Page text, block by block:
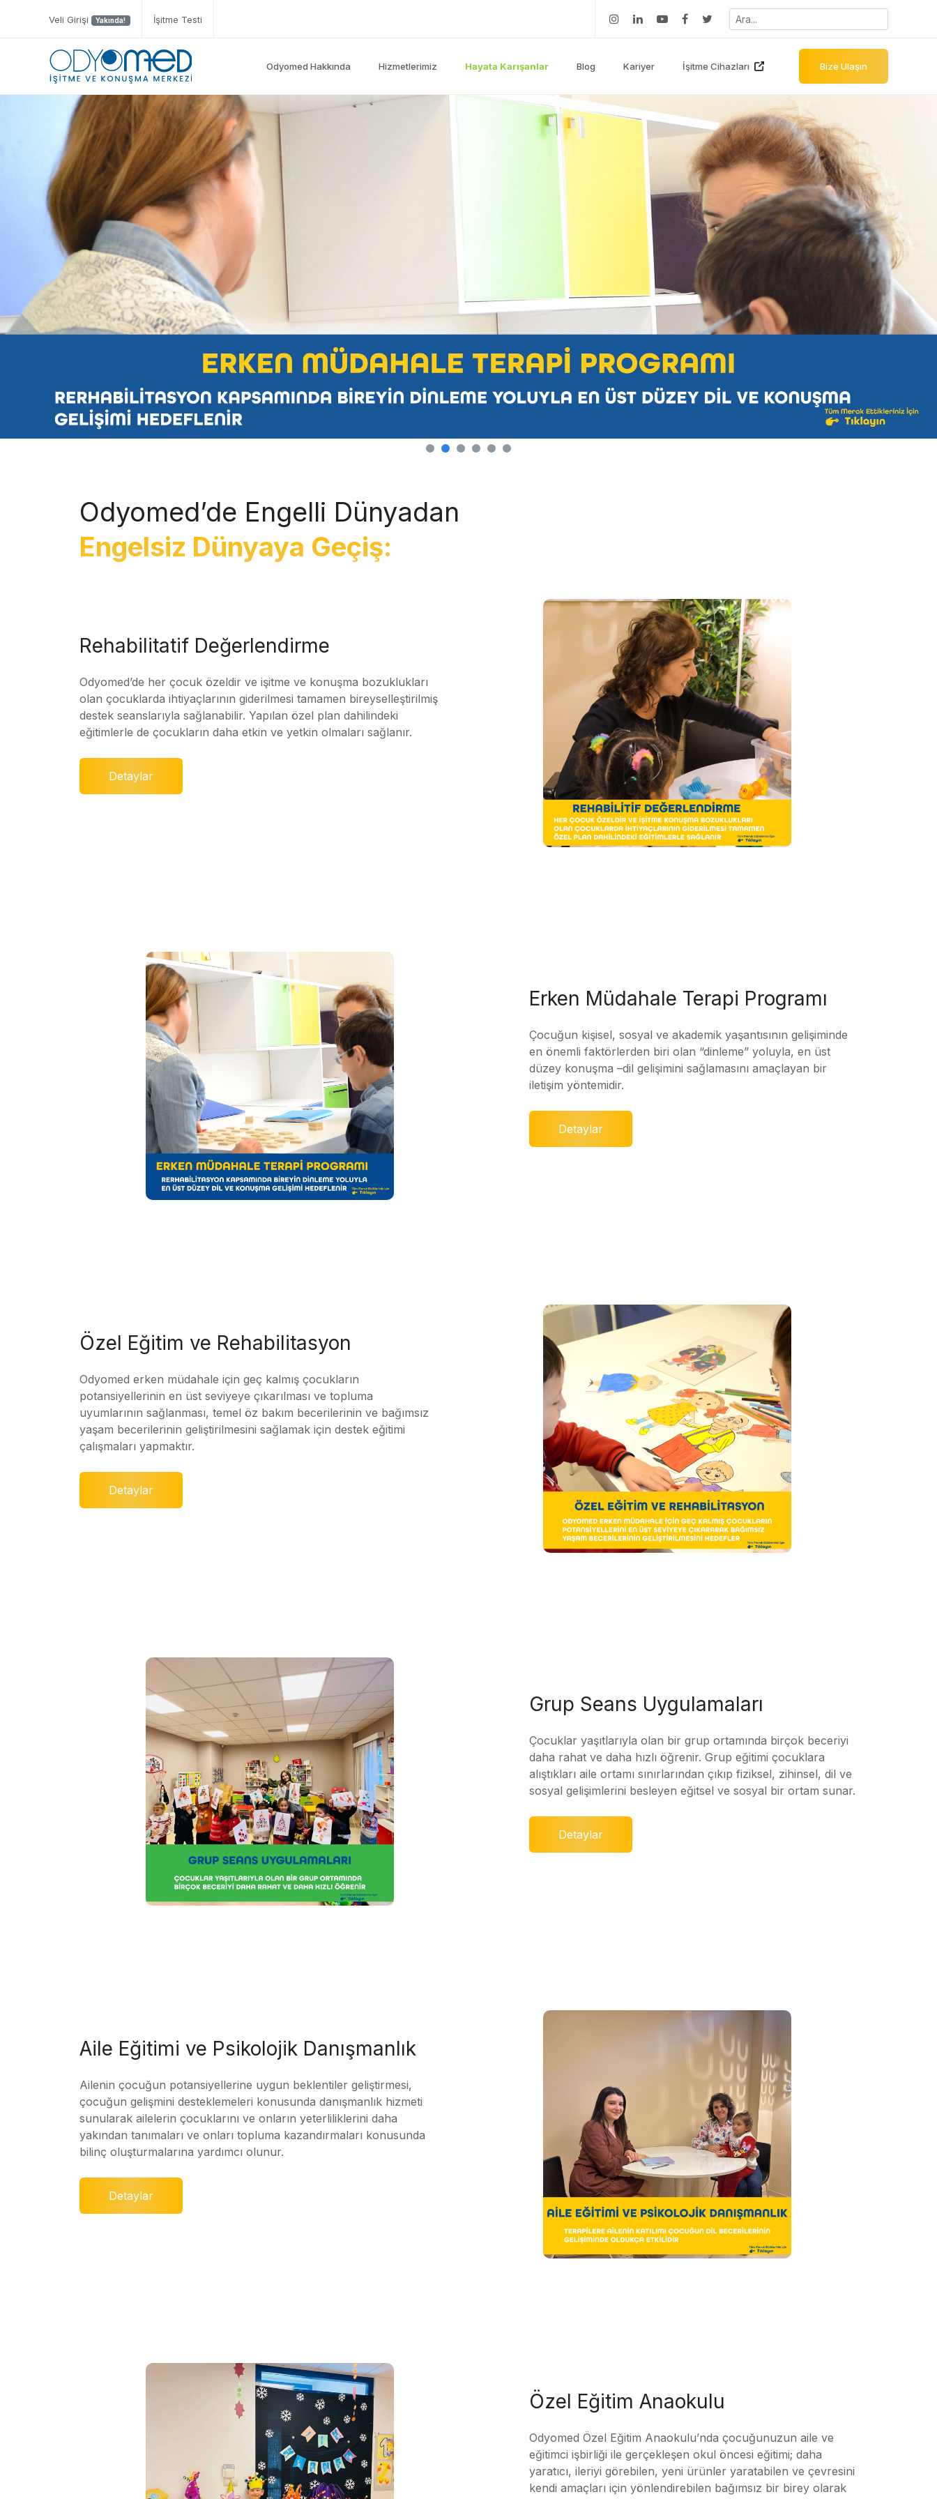
Veli Girişi Yakında! İşitme Testi
Odyomed Hakkında Hizmetlerimiz Hayata Karışanlar Blog Kariyer İşitme Cihazları Bize Ulaşın
Odyomed’de Engelli Dünyadan
Engelsiz Dünyaya Geçiş:
Rehabilitatif Değerlendirme
Odyomed’de her çocuk özeldir ve işitme ve konuşma bozuklukları
olan çocuklarda ihtiyaçlarının giderilmesi tamamen bireyselleştirilmiş
destek seanslarıyla sağlanabilir. Yapılan özel plan dahilindeki
eğitimlerle de çocukların daha etkin ve yetkin olmaları sağlanır.
Detaylar
Erken Müdahale Terapi Programı
Çocuğun kişisel, sosyal ve akademik yaşantısının gelişiminde
en önemli faktörlerden biri olan “dinleme” yoluyla, en üst
düzey konuşma –dil gelişimini sağlamasını amaçlayan bir
iletişim yöntemidir.
Detaylar
Özel Eğitim ve Rehabilitasyon
Odyomed erken müdahale için geç kalmış çocukların
potansiyellerinin en üst seviyeye çıkarılması ve topluma
uyumlarının sağlanması, temel öz bakım becerilerinin ve bağımsız
yaşam becerilerinin geliştirilmesini sağlamak için destek eğitimi
çalışmaları yapmaktır.
Detaylar
Grup Seans Uygulamaları
Çocuklar yaşıtlarıyla olan bir grup ortamında birçok beceriyi
daha rahat ve daha hızlı öğrenir. Grup eğitimi çocuklara
alıştıkları aile ortamı sınırlarından çıkıp fiziksel, zihinsel, dil ve
sosyal gelişimlerini besleyen eğitsel ve sosyal bir ortam sunar.
Detaylar
Aile Eğitimi ve Psikolojik Danışmanlık
Ailenin çocuğun potansiyellerine uygun beklentiler geliştirmesi,
çocuğun gelişmini desteklemeleri konusunda danışmanlık hizmeti
sunularak ailelerin çocuklarını ve onların yeterliliklerini daha
yakından tanımaları ve onları topluma kazandırmaları konusunda
bilinç oluşturmalarına yardımcı olunur.
Detaylar
Özel Eğitim Anaokulu
Odyomed Özel Eğitim Anaokulu’nda çocuğunuzun aile ve
eğitimci işbirliği ile gerçekleşen okul öncesi eğitimi; daha
yaratıcı, ileriyi görebilen, yeni ürünler yaratabilen ve çevresini
kendi amaçları için yönlendirebilen bağımsız bir birey olarak